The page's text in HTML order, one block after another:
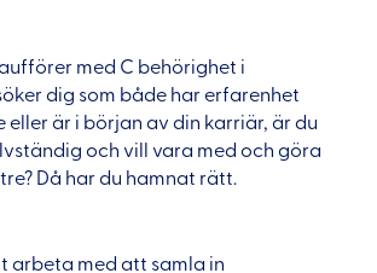
med C behörighet i
dig som både har erfarenhet
eller är i början av din karriär, är du
och vill vara med och göra
Då har du hamnat rätt.
arbeta med att samla in